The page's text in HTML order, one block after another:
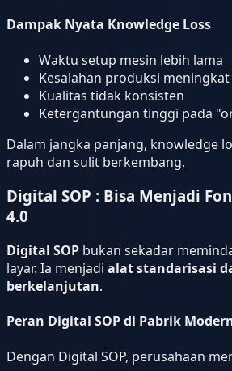
Dampak Nyata Knowledge Loss
Waktu setup mesin lebih lama
Kesalahan produksi meningkat
Kualitas tidak konsisten
Ketergantungan tinggi pada
Dalam jangka panjang, knowledge
rapuh dan sulit berkembang.
Digital SOP : Bisa Menjadi
4.0
Digital SOP bukan sekadar
layar. Ia menjadi alat standarisasi
berkelanjutan.
Peran Digital SOP di Pabrik
Dengan Digital SOP, perusahaan